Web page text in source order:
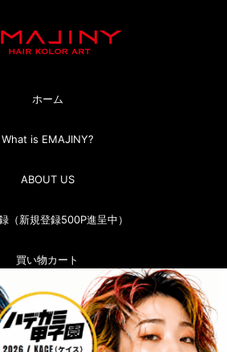
ホーム
What is EMAJINY?
ABOUT US
（新規登録500P進呈中）
買い物カート
ページ（ログイン）
お問い合わせ